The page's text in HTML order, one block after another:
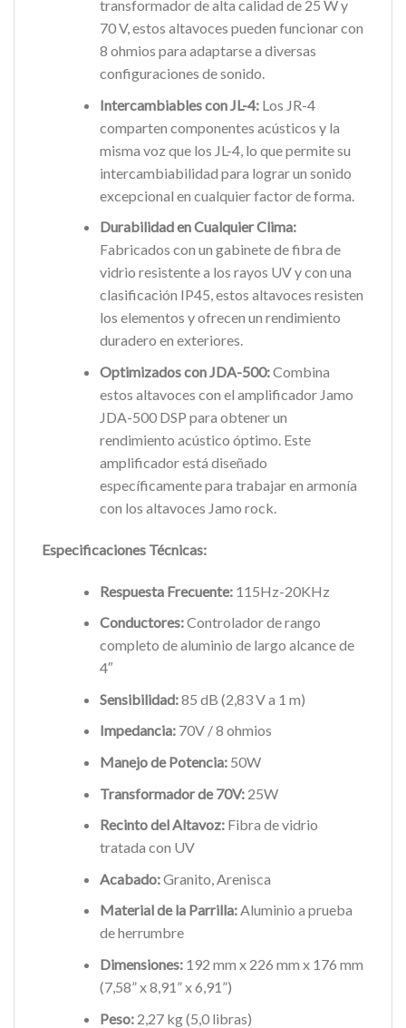
transformador de alta calidad de 25 W y
70 V, estos altavoces pueden funcionar con
8 ohmios para adaptarse a diversas
configuraciones de sonido.
Intercambiables con JL-4: Los JR-4
comparten componentes acústicos y la
misma voz que los JL-4, lo que permite su
intercambiabilidad para lograr un sonido
excepcional en cualquier factor de forma.
Durabilidad en Cualquier Clima:
Fabricados con un gabinete de fibra de
vidrio resistente a los rayos UV y con una
clasificación IP45, estos altavoces resisten
los elementos y ofrecen un rendimiento
duradero en exteriores.
Optimizados con JDA-500:Combina
estos altavoces con el amplificador Jamo
JDA-500 DSP para obtener un
rendimiento acústico óptimo. Este
amplificador está diseñado
específicamente para trabajar en armonía
con los altavoces Jamo rock.
Especificaciones Técnicas:
Respuesta Frecuente: 115Hz-20KHz
Conductores:Controlador de rango
completo de aluminio de largo alcance de
4″
Sensibilidad:85 dB (2,83 V a 1 m)
Impedancia: 70V / 8 ohmios
Manejo de Potencia: 50W
Transformador de 70V: 25W
Recinto del Altavoz: Fibra de vidrio
tratada con UV
Acabado:Granito, Arenisca
Material de la Parrilla:Aluminio a prueba
de herrumbre
Dimensiones: 192 mm x 226 mm x 176 mm
(7,58” x 8,91” x 6,91”)
Peso: 2,27 kg (5,0 libras)